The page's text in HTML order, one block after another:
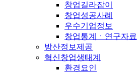
창업길라잡이
창업성공사례
우수기업정보
창업통계ㆍ연구자료
방산정보제공
혁신창업생태계
환경요인